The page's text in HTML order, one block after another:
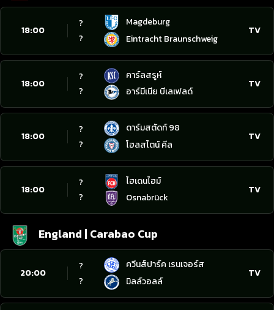
18:00
?
?
Magdeburg
Eintracht Braunschweig
TV
18:00
?
?
คาร์ลสรูห์
อาร์มีเนีย บีเลเฟลด์
TV
18:00
?
?
ดาร์มสตัดท์ 98
โฮลสไตน์ คีล
TV
18:00
?
?
ไฮเดนไฮม์
Osnabrück
TV
England | Carabao Cup
20:00
?
?
ควีนส์ปาร์ค เรนเจอร์ส
มิลล์วอลล์
TV